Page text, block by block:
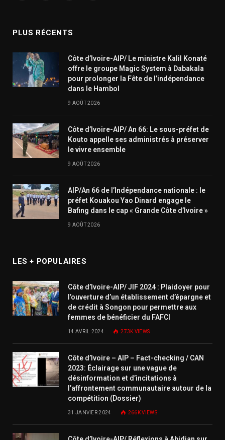
PLUS RÉCENTS
Côte d’Ivoire-AIP/ Le ministre Kalil Konaté
offre le groupe Magic System à Dabakala
pour prolonger la Fête de l’indépendance
dans le Hambol
9 AOÛT 2026
Côte d’Ivoire-AIP/ An 66: Le sous-préfet de
Kouto appelle ses administrés à préserver
le vivre ensemble
9 AOÛT 2026
AIP/An 66 de l’Indépendance nationale : le
préfet Kouakou Yao Dinard engage le
Bafing dans le cap « Grande Côte d’Ivoire »
9 AOÛT 2026
LES + POPULAIRES
Côte d’Ivoire-AIP/ JIF 2024 : Plaidoyer pour
l’ouverture d’un établissement d’épargne et
de crédit à Songon pour permettre aux
femmes de bénéficier du FAFCI
14 AVRIL 2024 273K VIEWS
Côte d’Ivoire – AIP – Fact-checking / CAN
2023: Éclairage sur une vague de
désinformation et d’incitations à
l’affrontement communautaire autour de la
compétition (Dossier)
31 JANVIER 2024 266KVIEWS